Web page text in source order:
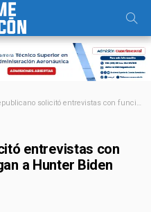
solicitó entrevistas con funcionarios que investigan a Hunter Biden
entrevistas con
a Hunter Biden